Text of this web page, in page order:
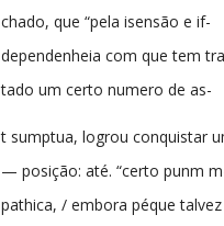
chado, que “pela isensão e if-
dependenheia com que tem
tado um certo numero de as-
t sumptua, logrou conquistar
— posição: até. “certo punm
pathica, / embora péque talvez